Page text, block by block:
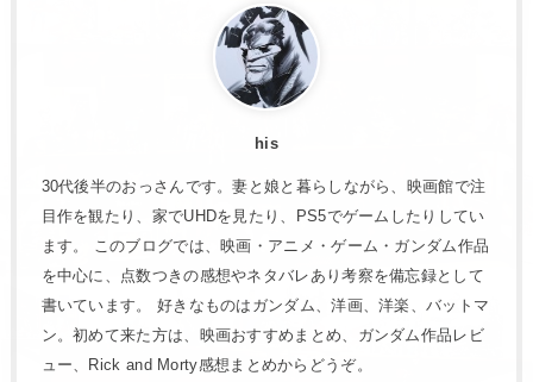
his
30代後半のおっさんです。妻と娘と暮らしながら、映画館で注
目作を観たり、家でUHDを見たり、PS5でゲームしたりしてい
ます。 このブログでは、映画・アニメ・ゲーム・ガンダム作品
を中心に、点数つきの感想やネタバレあり考察を備忘録として
書いています。 好きなものはガンダム、洋画、洋楽、バットマ
ン。初めて来た方は、映画おすすめまとめ、ガンダム作品レビ
ュー、Rick and Morty感想まとめからどうぞ。